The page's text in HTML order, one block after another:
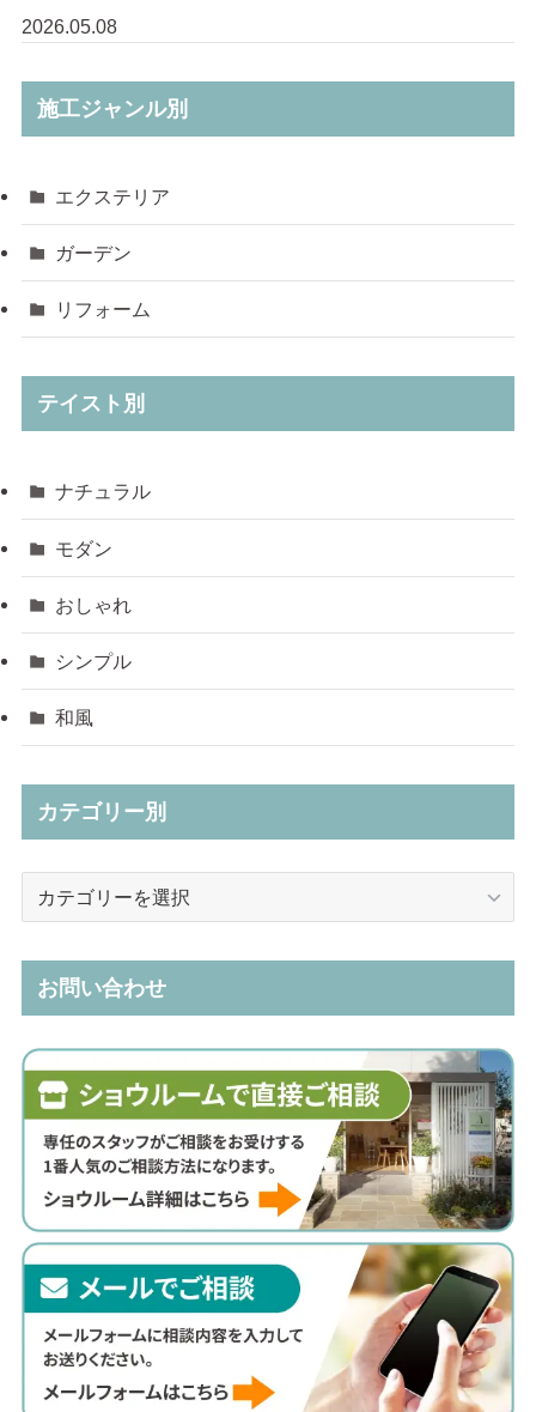
2026.05.08
施工ジャンル別
エクステリア
ガーデン
リフォーム
テイスト別
ナチュラル
モダン
おしゃれ
シンプル
和風
カテゴリー別
お問い合わせ